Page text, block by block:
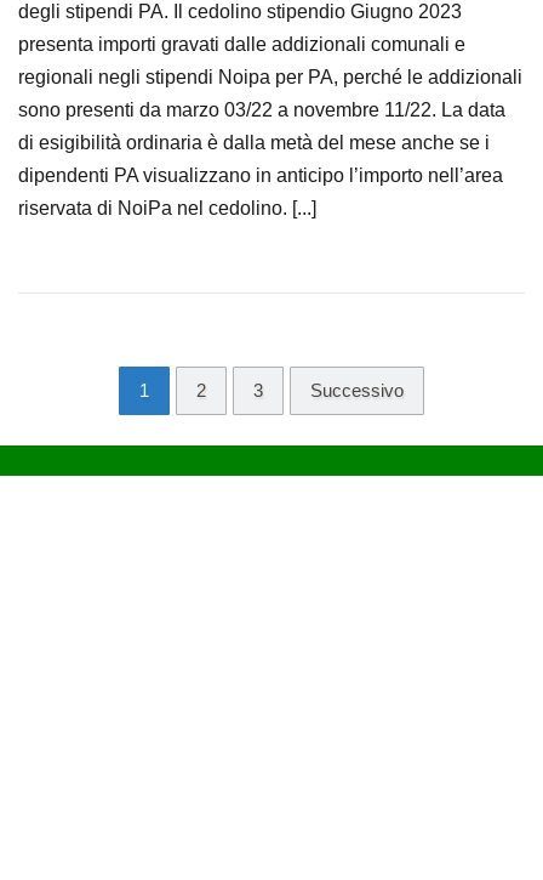
degli stipendi PA. Il cedolino stipendio Giugno 2023
presenta importi gravati dalle addizionali comunali e
regionali negli stipendi Noipa per PA, perché le addizionali
sono presenti da marzo 03/22 a novembre 11/22. La data
di esigibilità ordinaria è dalla metà del mese anche se i
dipendenti PA visualizzano in anticipo l’importo nell’area
riservata di NoiPa nel cedolino. [...]
1 2 3 Successivo